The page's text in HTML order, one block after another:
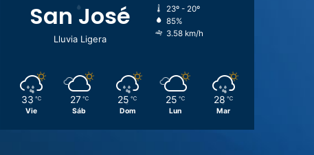
San José
Lluvia Ligera
23º - 20º
85%
3.58 km/h
33 ℃
Vie
27 ℃
Sáb
25 ℃
Dom
25 ℃
Lun
28 ℃
Mar